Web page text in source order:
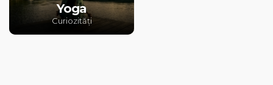
Yoga
Curiozități